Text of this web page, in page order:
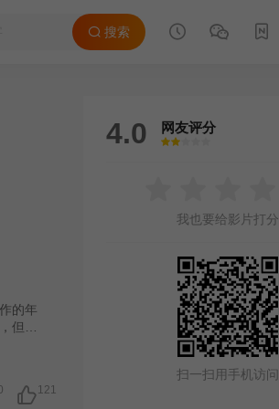
搜索
的年
但依
121
4.0 网友评分
很差
较差还行推荐力荐
我也要给影片打分
扫一扫用手机访问